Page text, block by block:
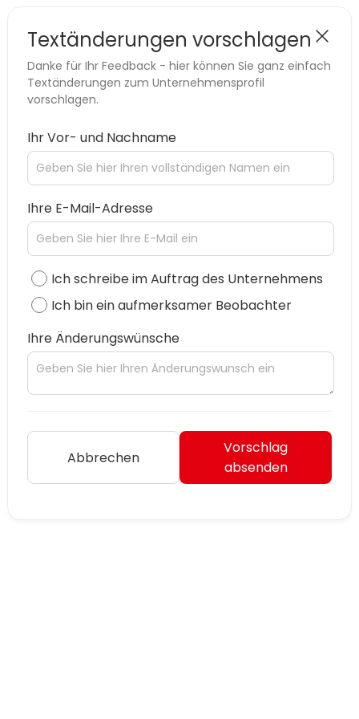
Textänderungen vorschlagen
Danke für Ihr Feedback - hier können Sie ganz einfach
Textänderungen zum Unternehmensprofil
vorschlagen.
Ihr Vor- und Nachname
Ihre E-Mail-Adresse
Ich schreibe im Auftrag des Unternehmens
Ich bin ein aufmerksamer Beobachter
Ihre Änderungswünsche
Abbrechen
Vorschlag
absenden